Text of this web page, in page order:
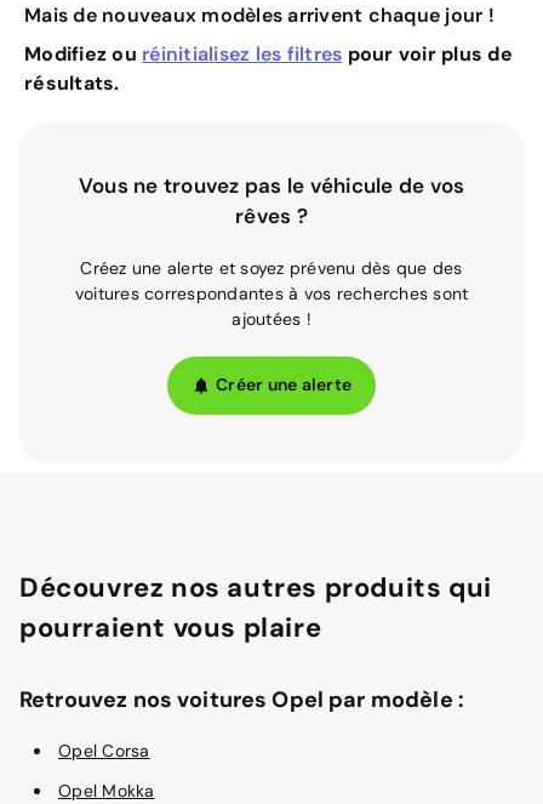
Mais de nouveaux modèles arrivent chaque jour !
Modifiez ou réinitialisez les filtres pour voir plus de
résultats.
Vous ne trouvez pas le véhicule de vos
rêves ?
Créez une alerte et soyez prévenu dès que des
voitures correspondantes à vos recherches sont
ajoutées !
Créer une alerte
Découvrez nos autres produits qui
pourraient vous plaire
Retrouvez nos voitures Opel par modèle :
Opel Corsa
Opel Mokka